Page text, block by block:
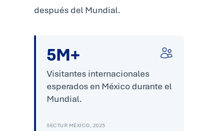
después del Mundial.
5M+
Visitantes internacionales
esperados en México durante el
Mundial.
SECTUR MÉXICO, 2025